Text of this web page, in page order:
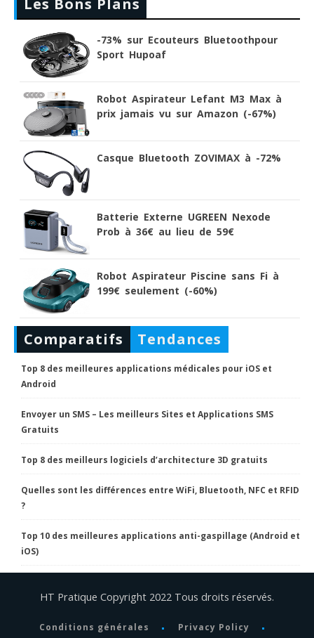
Les Bons Plans
-73% sur Ecouteurs Bluetoothpour
Sport Hupoaf
Robot Aspirateur Lefant M3 Max à
prix jamais vu sur Amazon (-67%)
Casque Bluetooth ZOVIMAX à -72%
Batterie Externe UGREEN Nexode
Prob à 36€ au lieu de 59€
Robot Aspirateur Piscine sans Fi à
199€ seulement (-60%)
Comparatifs Tendances
Top 8 des meilleures applications médicales pour iOS et
Android
Envoyer un SMS – Les meilleurs Sites et Applications SMS
Gratuits
Top 8 des meilleurs logiciels d’architecture 3D gratuits
Quelles sont les différences entre WiFi, Bluetooth, NFC et RFID
?
Top 10 des meilleures applications anti-gaspillage (Android et
iOS)
HT Pratique Copyright 2022 Tous droits réservés.
Conditions générales Privacy Policy